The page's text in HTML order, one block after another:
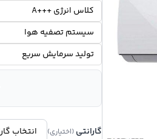
کلاس انرژی +++A
سیستم تصفیه هوا
تولید سرمایش سریع
گارانتی (اختیاری)